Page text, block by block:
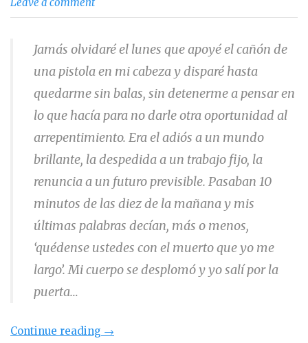
Leave a comment
Jamás olvidaré el lunes que apoyé el cañón de
una pistola en mi cabeza y disparé hasta
quedarme sin balas, sin detenerme a pensar en
lo que hacía para no darle otra oportunidad al
arrepentimiento. Era el adiós a un mundo
brillante, la despedida a un trabajo fijo, la
renuncia a un futuro previsible. Pasaban 10
minutos de las diez de la mañana y mis
últimas palabras decían, más o menos,
‘quédense ustedes con el muerto que yo me
largo’. Mi cuerpo se desplomó y yo salí por la
puerta…
Continue reading «Libro:
→